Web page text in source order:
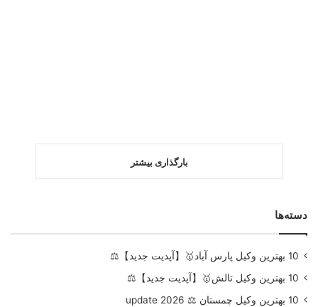
بارگذاری بیشتر
دسته‌ها
10 بهترین وکیل پارس آباد🥇【آپدیت جدید】⚖️
10 بهترین وکیل تالش🥇【آپدیت جدید】⚖️
10 بهترین وکیل چمستان ⚖️ update 2026